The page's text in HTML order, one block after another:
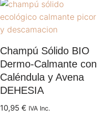
Champú Sólido BIO
Dermo-Calmante con
Caléndula y Avena
DEHESIA
10,95€ IVA Inc.